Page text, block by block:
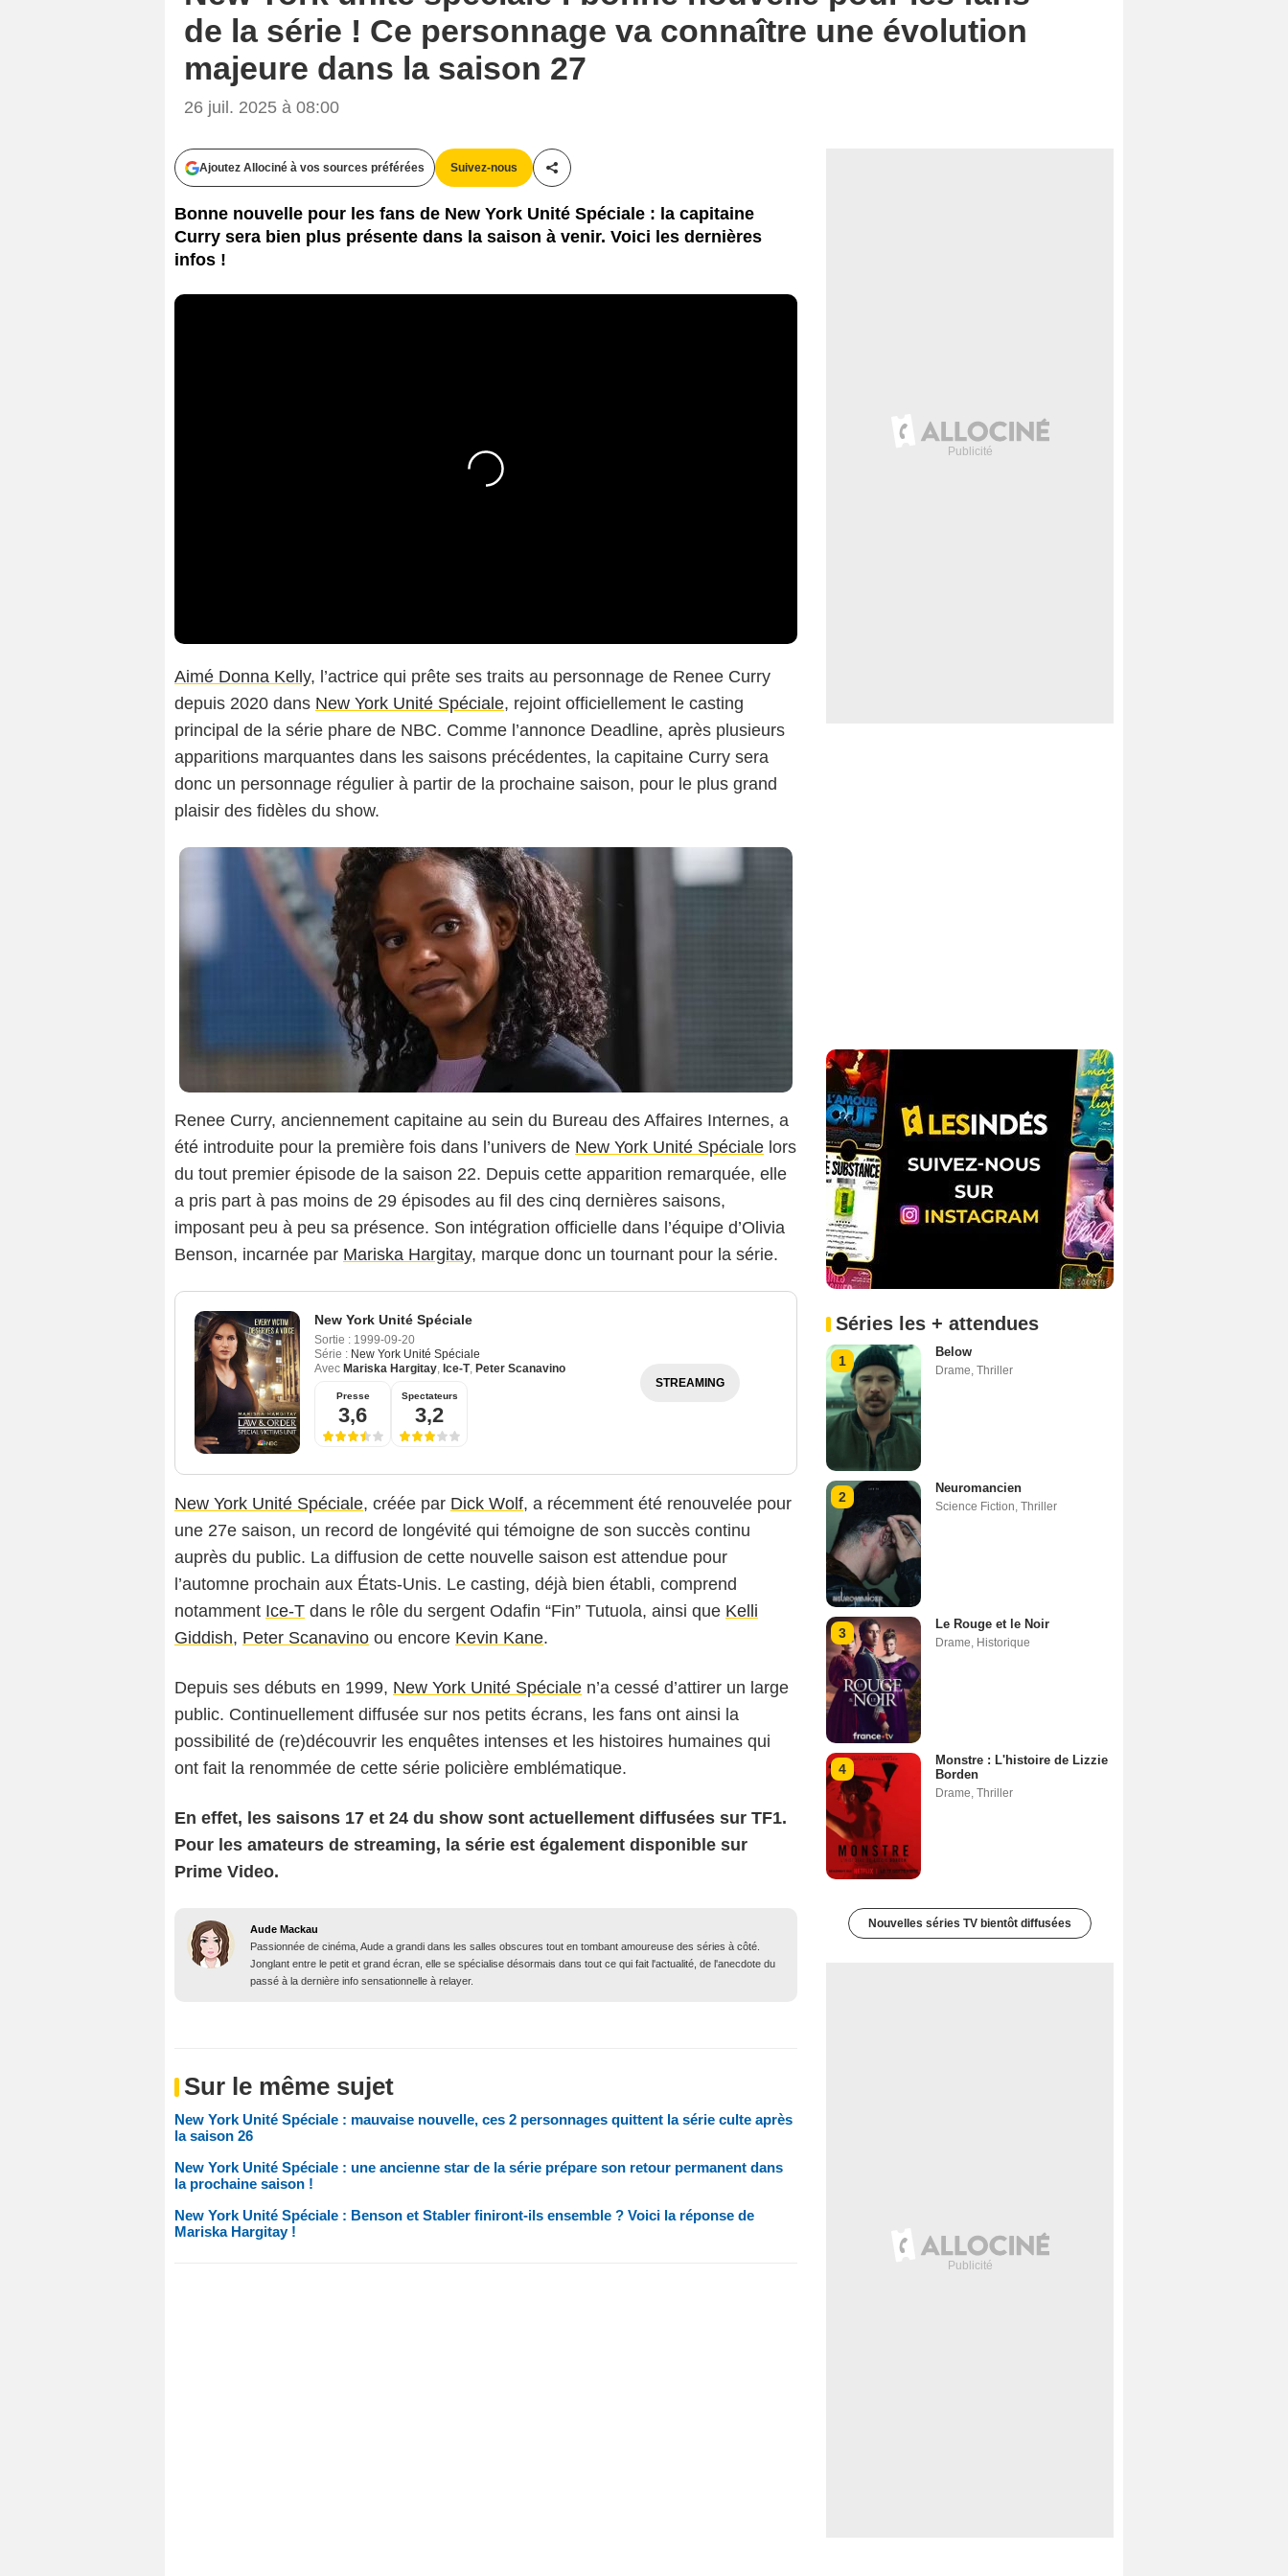
de la série ! Ce personnage va connaître une évolution
majeure dans la saison 27
26 juil. 2025 à 08:00
Ajoutez Allociné à vos sources préférées Suivez-nous
Partager cet article
Bonne nouvelle pour les fans de New York Unité Spéciale : la capitaine
Curry sera bien plus présente dans la saison à venir. Voici les dernières
infos !
Aimé Donna Kelly, l’actrice qui prête ses traits au personnage de Renee Curry
depuis 2020 dans New York Unité Spéciale, rejoint officiellement le casting
principal de la série phare de NBC. Comme l’annonce Deadline, après plusieurs
apparitions marquantes dans les saisons précédentes, la capitaine Curry sera
donc un personnage régulier à partir de la prochaine saison, pour le plus grand
plaisir des fidèles du show.
Renee Curry, anciennement capitaine au sein du Bureau des Affaires Internes, a
été introduite pour la première fois dans l’univers de New York Unité Spéciale lors
du tout premier épisode de la saison 22. Depuis cette apparition remarquée, elle
a pris part à pas moins de 29 épisodes au fil des cinq dernières saisons,
imposant peu à peu sa présence. Son intégration officielle dans l’équipe d’Olivia
Benson, incarnée par Mariska Hargitay, marque donc un tournant pour la série.
New York Unité Spéciale
Sortie : 1999-09-20
Série : New York Unité Spéciale
Avec Mariska Hargitay, Ice-T, Peter Scanavino
Presse
3,6
Spectateurs
3,2
STREAMING
New York Unité Spéciale, créée par Dick Wolf, a récemment été renouvelée pour
une 27e saison, un record de longévité qui témoigne de son succès continu
auprès du public. La diffusion de cette nouvelle saison est attendue pour
l’automne prochain aux États-Unis. Le casting, déjà bien établi, comprend
notamment Ice-T dans le rôle du sergent Odafin “Fin” Tutuola, ainsi que Kelli
Giddish, Peter Scanavino ou encore Kevin Kane.
Depuis ses débuts en 1999, New York Unité Spéciale n’a cessé d’attirer un large
public. Continuellement diffusée sur nos petits écrans, les fans ont ainsi la
possibilité de (re)découvrir les enquêtes intenses et les histoires humaines qui
ont fait la renommée de cette série policière emblématique.
En effet, les saisons 17 et 24 du show sont actuellement diffusées sur TF1.
Pour les amateurs de streaming, la série est également disponible sur
Prime Video.
Aude Mackau
Passionnée de cinéma, Aude a grandi dans les salles obscures tout en tombant amoureuse des séries à côté.
Jonglant entre le petit et grand écran, elle se spécialise désormais dans tout ce qui fait l'actualité, de l'anecdote du
passé à la dernière info sensationnelle à relayer.
Sur le même sujet
New York Unité Spéciale : mauvaise nouvelle, ces 2 personnages quittent la série culte après
la saison 26
New York Unité Spéciale : une ancienne star de la série prépare son retour permanent dans
la prochaine saison !
New York Unité Spéciale : Benson et Stabler finiront-ils ensemble ? Voici la réponse de
Mariska Hargitay !
Séries les + attendues
1
Below
Drame Thriller
2
Neuromancien
Science Fiction Thriller
3
Le Rouge et le Noir
Drame Historique
4
Monstre : L'histoire de Lizzie
Borden
Drame Thriller
Nouvelles séries TV bientôt diffusées